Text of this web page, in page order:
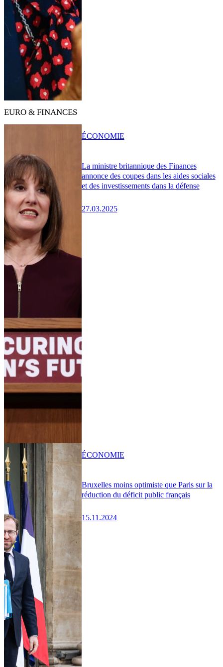
EURO & FINANCES
La ministre britannique des Finances
annonce des coupes dans les aides sociales
et des investissements dans la défense
27.03.2025
ÉCONOMIE
Bruxelles moins optimiste que Paris sur la
réduction du déficit public français
15.11.2024
ÉCONOMIE